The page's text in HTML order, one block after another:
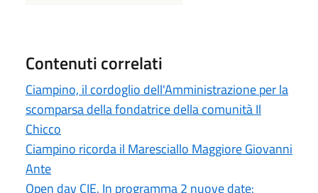
Contenuti correlati
Ciampino, il cordoglio dell'Amministrazione per la
scomparsa della fondatrice della comunità Il
Chicco
Ciampino ricorda il Maresciallo Maggiore Giovanni
Ante
Open day CIE. In programma 2 nuove date: